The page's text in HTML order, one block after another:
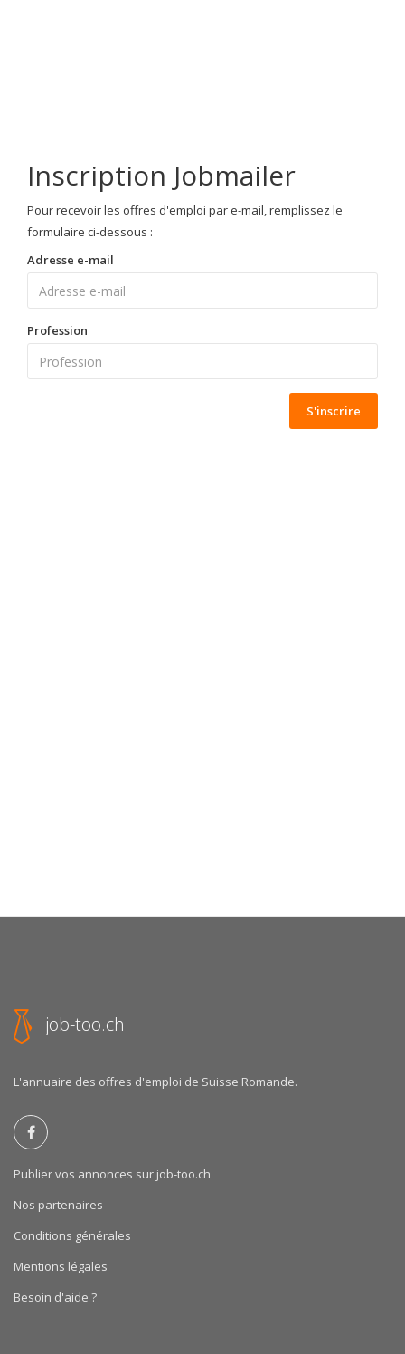
Inscription Jobmailer
Pour recevoir les offres d'emploi par e-mail, remplissez le
formulaire ci-dessous :
Adresse e-mail
Profession
S'inscrire
job-too.ch
L'annuaire des offres d'emploi de Suisse Romande.
Publier vos annonces sur job-too.ch
Nos partenaires
Conditions générales
Mentions légales
Besoin d'aide ?